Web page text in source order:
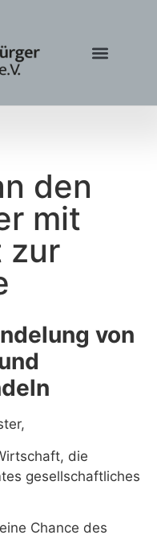
den
mit
zur
von
die
gesellschaftliches
Chance des